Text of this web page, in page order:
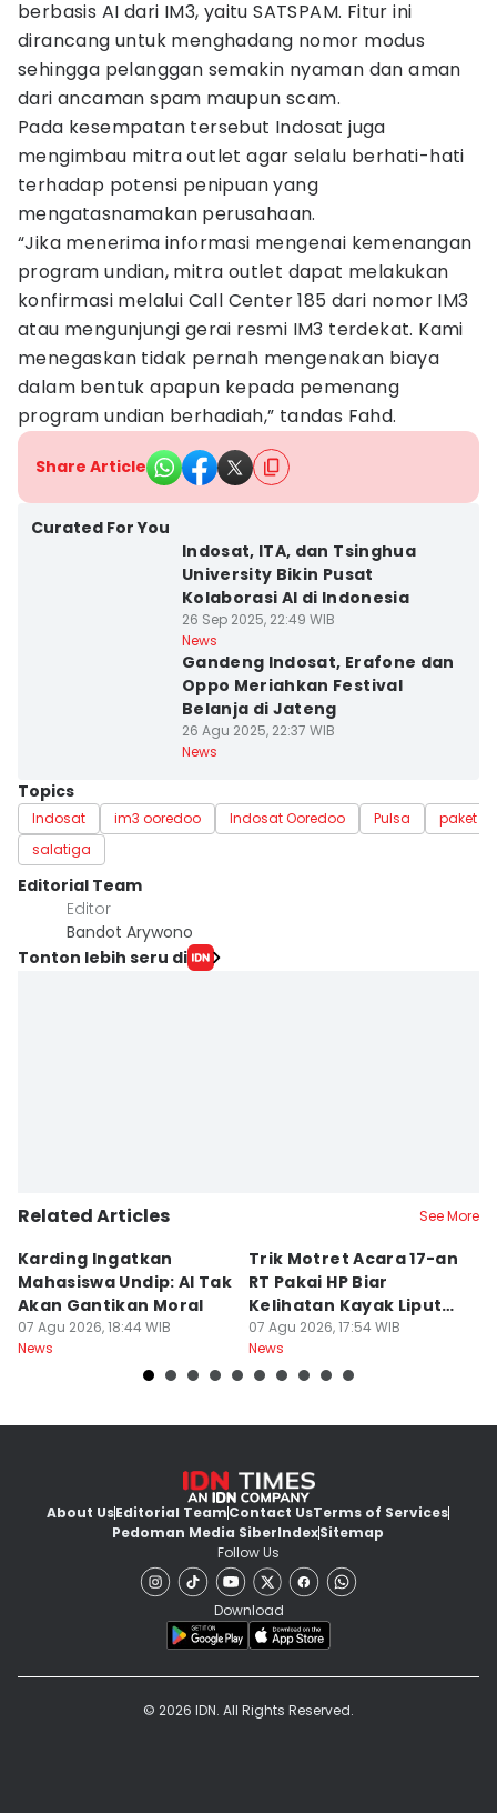
berbasis AI dari IM3, yaitu SATSPAM. Fitur ini
dirancang untuk menghadang nomor modus
sehingga pelanggan semakin nyaman dan aman
dari ancaman spam maupun scam.
Pada kesempatan tersebut Indosat juga
mengimbau mitra outlet agar selalu berhati-hati
terhadap potensi penipuan yang
mengatasnamakan perusahaan.
“Jika menerima informasi mengenai kemenangan
program undian, mitra outlet dapat melakukan
konfirmasi melalui Call Center 185 dari nomor IM3
atau mengunjungi gerai resmi IM3 terdekat. Kami
menegaskan tidak pernah mengenakan biaya
dalam bentuk apapun kepada pemenang
program undian berhadiah,” tandas Fahd.
Share Article
Curated For You
Indosat, ITA, dan Tsinghua
University Bikin Pusat
Kolaborasi AI di Indonesia
26 Sep 2025, 22:49 WIB
News
Gandeng Indosat, Erafone dan
Oppo Meriahkan Festival
Belanja di Jateng
26 Agu 2025, 22:37 WIB
News
Topics
Indosat im3 ooredoo Indosat Ooredoo Pulsa
paket
salatiga
Editorial Team
Editor
Bandot Arywono
Tonton lebih seru di
Related Articles See More
Karding Ingatkan
Mahasiswa Undip: AI Tak
Akan Gantikan Moral
07 Agu 2026, 18:44 WIB
News
Trik Motret Acara 17-an
RT Pakai HP Biar
Kelihatan Kayak Liputan
Festival Nasional
07 Agu 2026, 17:54 WIB
News
About UsEditorial TeamContact UsTerms of Services
Pedoman Media SiberIndexSitemap
Follow Us
Download
© 2026 IDN. All Rights Reserved.